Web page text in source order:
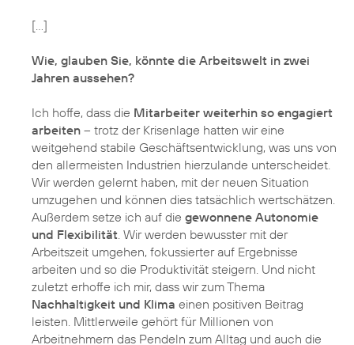
[…]
Wie, glauben Sie, könnte die Arbeitswelt in zwei
Jahren aussehen?
Ich hoffe, dass die Mitarbeiter weiterhin so engagiert
arbeiten – trotz der Krisenlage hatten wir eine
weitgehend stabile Geschäftsentwicklung, was uns von
den allermeisten Industrien hierzulande unterscheidet.
Wir werden gelernt haben, mit der neuen Situation
umzugehen und können dies tatsächlich wertschätzen.
Außerdem setze ich auf die gewonnene Autonomie
und Flexibilität. Wir werden bewusster mit der
Arbeitszeit umgehen, fokussierter auf Ergebnisse
arbeiten und so die Produktivität steigern. Und nicht
zuletzt erhoffe ich mir, dass wir zum Thema
Nachhaltigkeit und Klima einen positiven Beitrag
leisten. Mittlerweile gehört für Millionen von
Arbeitnehmern das Pendeln zum Alltag und auch die